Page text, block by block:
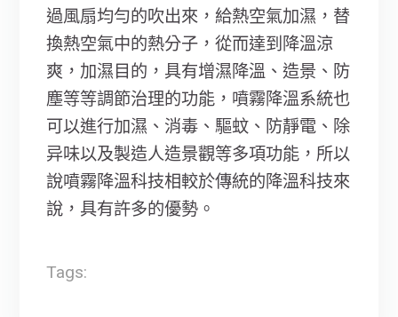
過風扇均勻的吹出來，給熱空氣加濕，替
換熱空氣中的熱分子，從而達到降溫涼
爽，加濕目的，具有增濕降溫、造景、防
塵等等調節治理的功能，噴霧降溫系統也
可以進行加濕、消毒、驅蚊、防靜電、除
异味以及製造人造景觀等多項功能，所以
說噴霧降溫科技相較於傳統的降溫科技來
說，具有許多的優勢。
Tags: